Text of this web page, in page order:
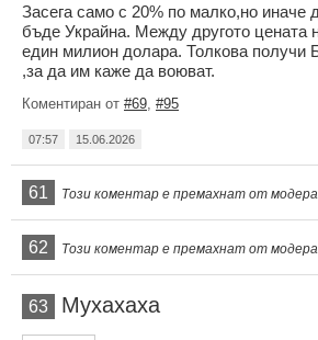
Засега само с 20% по малко,но иначе
бъде Украйна. Между другото цената
един милион долара. Толкова получи
,за да им каже да воюват.
Коментиран от #69 #95
07:57 15.06.2026
61 Този коментар е премахнат от
62 Този коментар е премахнат от
63 Мухахаха